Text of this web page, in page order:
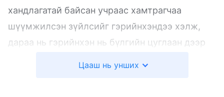
хандлагатай байсан учраас хамтрагчаа
шүүмжилсэн зүйлсийг гэрийнхэндээ хэлж,
дараа нь гэрийнхэн нь бүлгийн цуглаан дээр
Цааш нь унших